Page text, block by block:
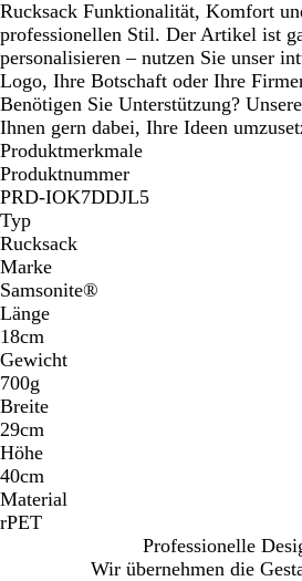
Rucksack Funktionalität, Komfort
professionellen Stil. Der Artikel ist
personalisieren – nutzen Sie unser
Logo, Ihre Botschaft oder Ihre
Benötigen Sie Unterstützung?
Ihnen gern dabei, Ihre Ideen
Produktmerkmale
Produktnummer
PRD-IOK7DDJL5
Typ
Rucksack
Marke
Samsonite®
Länge
18cm
Gewicht
700g
Breite
29cm
Höhe
40cm
Material
rPET
Professionelle
Wir übernehmen die